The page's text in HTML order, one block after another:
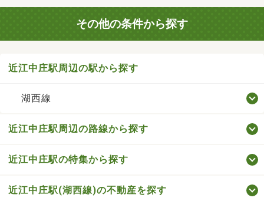
その他の条件から探す
近江中庄駅周辺の駅から探す
湖西線
近江中庄駅周辺の路線から探す
近江中庄駅の特集から探す
近江中庄駅(湖西線)の不動産を探す